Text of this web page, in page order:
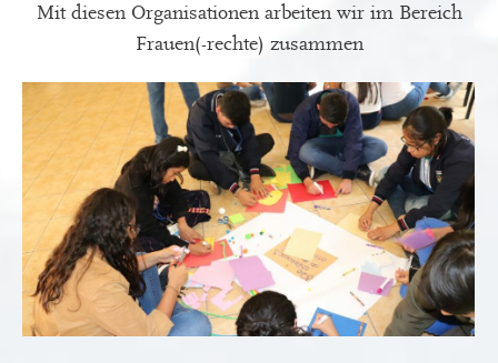
Mit diesen Organisationen arbeiten wir im Bereich
Frauen(-rechte) zusammen